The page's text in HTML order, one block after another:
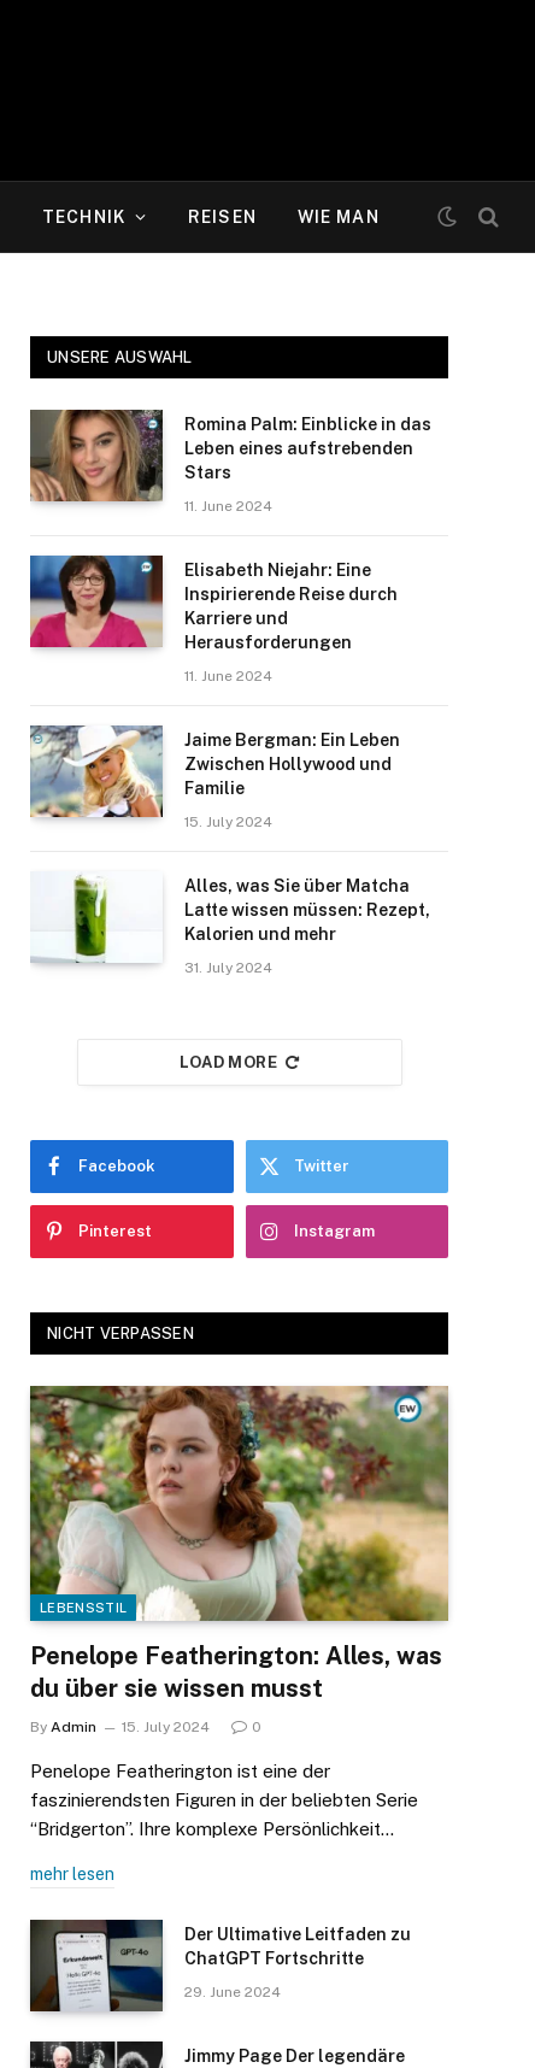
TECHNIK REISEN WIE MAN
UNSERE AUSWAHL
Romina Palm: Einblicke in das
Leben eines aufstrebenden
Stars
11. June 2024
Elisabeth Niejahr: Eine
Inspirierende Reise durch
Karriere und
Herausforderungen
11. June 2024
Jaime Bergman: Ein Leben
Zwischen Hollywood und
Familie
15. July 2024
Alles, was Sie über Matcha
Latte wissen müssen: Rezept,
Kalorien und mehr
31. July 2024
LOAD MORE
Facebook Twitter
Pinterest Instagram
NICHT VERPASSEN
LEBENSSTIL
Penelope Featherington: Alles, was
du über sie wissen musst
By Admin 15. July 2024 0
Penelope Featherington ist eine der
faszinierendsten Figuren in der beliebten Serie
“Bridgerton”. Ihre komplexe Persönlichkeit…
mehr lesen
Der Ultimative Leitfaden zu
ChatGPT Fortschritte
29. June 2024
Jimmy Page Der legendäre